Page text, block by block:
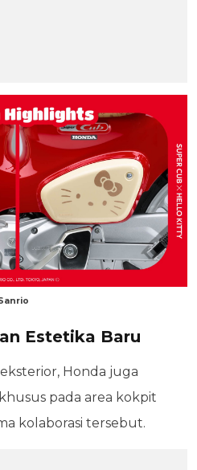
Estetika Baru
Honda juga
pada area kokpit
kolaborasi tersebut.